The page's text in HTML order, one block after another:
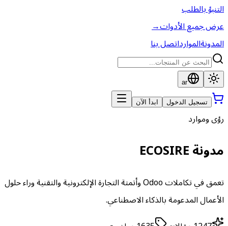
التنبؤ بالطلب
عرض جميع الأدوات→
المدونةالموارداتصل بنا
ar
تسجيل الدخول ابدأ الآن
رؤى وموارد
مدونة ECOSIRE
تعمق في تكاملات Odoo وأتمتة التجارة الإلكترونية والتقنية وراء حلول
الأعمال المدعومة بالذكاء الاصطناعي.